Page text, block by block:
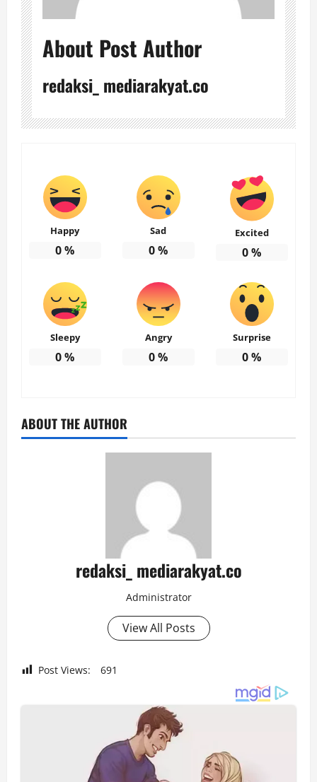
About Post Author
redaksi_ mediarakyat.co
Happy
0%
Sad
0%
Excited
0%
Sleepy
0%
Angry
0%
Surprise
0%
ABOUT THE AUTHOR
redaksi_ mediarakyat.co
Administrator
View All Posts
Post Views: 691